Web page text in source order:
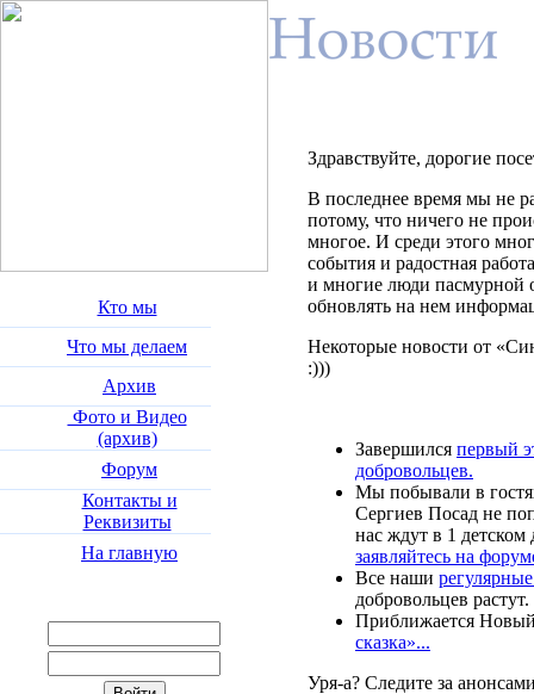
Кто мы
Что мы делаем
Архив
Фото и Видео
(архив)
Форум
Контакты и
Реквизиты
На главную
Здравствуйте, дорогие
В последнее время мы не
потому, что ничего не
многое. И среди этого
события и радостная
и многие люди пасмурной
обновлять на нем
Некоторые новости от
:)))
Завершился первый
добровольцев.
Мы побывали в
Сергиев Посад не
нас ждут в 1
заявляйтесь на
Все наши
добровольцев растут.
Приближается
сказка»...
Уря-а? Следите за